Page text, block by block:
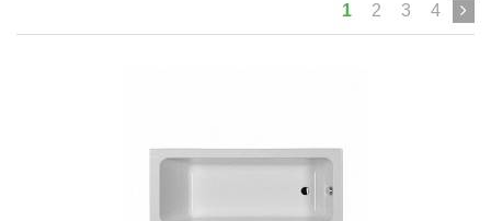
1 2 3 4